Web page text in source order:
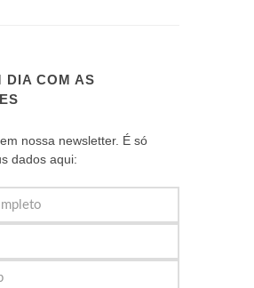
DIA COM AS
nossa newsletter. É só
dados aqui: